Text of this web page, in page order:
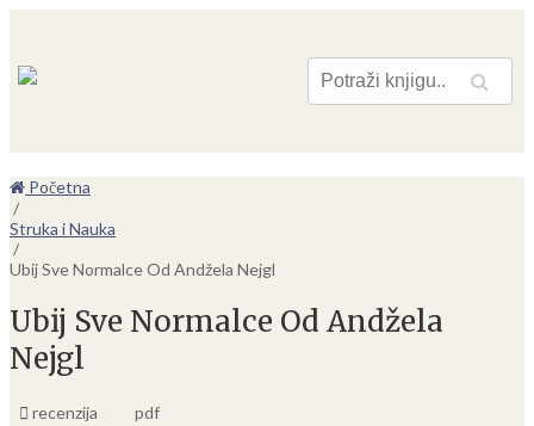
Pretraga
Početna
/
Struka i Nauka
/
Ubij Sve Normalce Od Andžela Nejgl
Ubij Sve Normalce Od Andžela
Nejgl
recenzija pdf